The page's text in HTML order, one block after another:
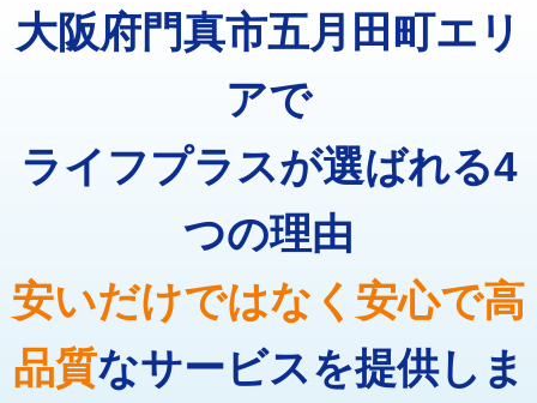
マス交換（深さ50㎝以上） 66,000円
コンクリート斫り（厚さ10㎝超え）
モルタル補修（厚さ10㎝まで） 27,500円
16,500円
廃棄・処分 現場見積
追加トーラー機使用/3m超え +3,300円
止水・漏水調査・防水処理・清掃・修
11,000円
止水・漏水調査・防水処理・清掃・修
22,000円
止水・漏水調査・防水処理・清掃・修
理・調整・分解・加工など（重作業）
33,000円
その他部品の脱着 8,800円～
大阪府門真市五月田町エリ
アで
ライフプラスが選ばれる4
つの理由
安いだけではなく安心で高
品質なサービスを提供しま